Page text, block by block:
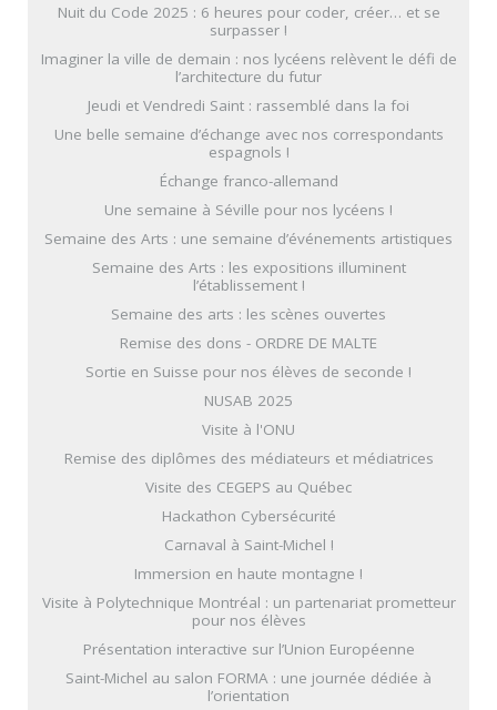
Nuit du Code 2025 : 6 heures pour coder, créer… et se
surpasser !
Imaginer la ville de demain : nos lycéens relèvent le défi de
l’architecture du futur
Jeudi et Vendredi Saint : rassemblé dans la foi
Une belle semaine d’échange avec nos correspondants
espagnols !
Échange franco-allemand
Une semaine à Séville pour nos lycéens !
Semaine des Arts : une semaine d’événements artistiques
Semaine des Arts : les expositions illuminent
l’établissement !
Semaine des arts : les scènes ouvertes
Remise des dons - ORDRE DE MALTE
Sortie en Suisse pour nos élèves de seconde !
NUSAB 2025
Visite à l'ONU
Remise des diplômes des médiateurs et médiatrices
Visite des CEGEPS au Québec
Hackathon Cybersécurité
Carnaval à Saint-Michel !
Immersion en haute montagne !
Visite à Polytechnique Montréal : un partenariat prometteur
pour nos élèves
Présentation interactive sur l’Union Européenne
Saint-Michel au salon FORMA : une journée dédiée à
l’orientation